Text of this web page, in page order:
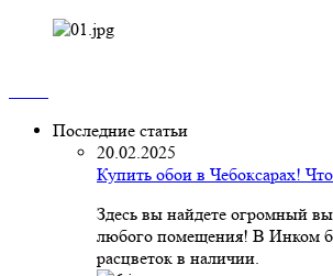
Последние статьи
20.02.2025
Купить обои в Чебоксарах!
Здесь вы найдете огромный
любого помещения! В Инком
расцветок в наличии.